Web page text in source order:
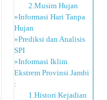
2.Musim Hujan
»Informasi Hari Tanpa
Hujan
»Prediksi dan Analisis
SPI
»Informasi Iklim
Ekstrem Provinsi Jambi
:
1.Histori Kejadian